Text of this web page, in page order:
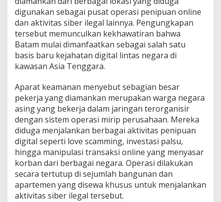
digunakan sebagai pusat operasi penipuan online
dan aktivitas siber ilegal lainnya. Pengungkapan
tersebut memunculkan kekhawatiran bahwa
Batam mulai dimanfaatkan sebagai salah satu
basis baru kejahatan digital lintas negara di
kawasan Asia Tenggara.
Aparat keamanan menyebut sebagian besar
pekerja yang diamankan merupakan warga negara
asing yang bekerja dalam jaringan terorganisir
dengan sistem operasi mirip perusahaan. Mereka
diduga menjalankan berbagai aktivitas penipuan
digital seperti love scamming, investasi palsu,
hingga manipulasi transaksi online yang menyasar
korban dari berbagai negara. Operasi dilakukan
secara tertutup di sejumlah bangunan dan
apartemen yang disewa khusus untuk menjalankan
aktivitas siber ilegal tersebut.